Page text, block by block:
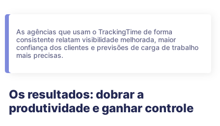
As agências que usam o TrackingTime de forma
consistente relatam visibilidade melhorada, maior
confiança dos clientes e previsões de carga de trabalho
mais precisas.
Os resultados: dobrar a
produtividade e ganhar controle